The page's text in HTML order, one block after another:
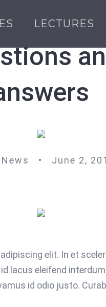
LECTURES
News • June 2,
elit. In et
lacus eleifend
id odio justo.